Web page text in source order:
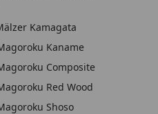
Kamagata
Kaname
Composite
Red Wood
Shoso